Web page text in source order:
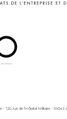
- 120, rue de l'Hôpital Militaire -